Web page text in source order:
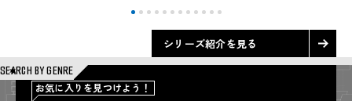
シリーズ紹介を見る
SEARCH BY GENRE
お気に入りを見つけよう！